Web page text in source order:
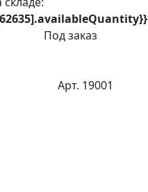
Под заказ
Арт. 19001